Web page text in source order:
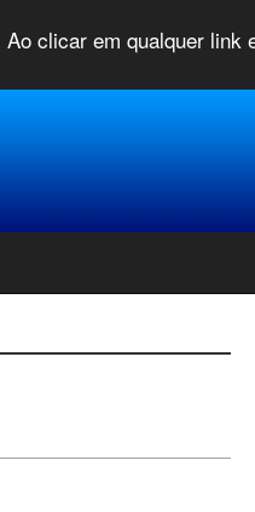
clicar em qualquer link